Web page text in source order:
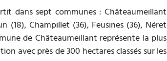
dans sept communes : Châteaumeillant
(18), Champillet (36), Feusines (36), Néret
de Châteaumeillant représente la plus
avec près de 300 hectares classés sur les